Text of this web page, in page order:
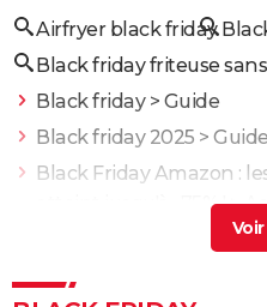
Airfryer black friday
Black friday friteuse
Black friday> Guide
Black friday 2025 > Guide
Black Friday Amazon :
atteint jusqu'à -75% !>
> Guide